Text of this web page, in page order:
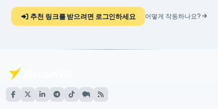
추천 링크를 받으려면 로그인하세요 어떻게 작동하나요?